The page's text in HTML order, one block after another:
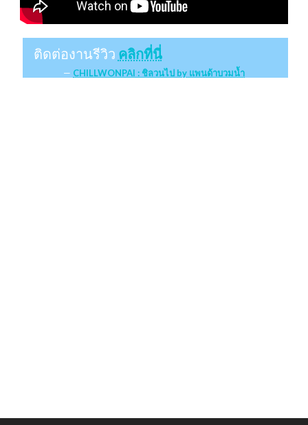
ติดต่องานรีวิว คลิกที่นี่
CHILLWONPAI : ชิลวนไป by แพนด้าบวมน้ำ